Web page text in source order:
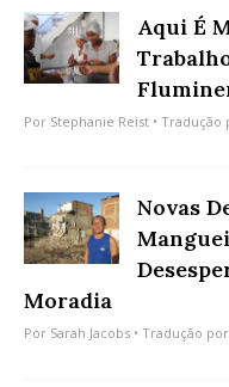
Aqui É
Por Stephanie Reist • Tradução
Novas
Moradia
Por Sarah Jacobs • Tradução por